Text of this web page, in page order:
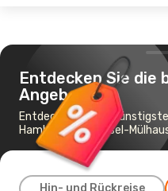
Entdecken Sie die
Angebote
Entdecken Sie die
Hamburg nach Basel-
Hin- und Rückreise